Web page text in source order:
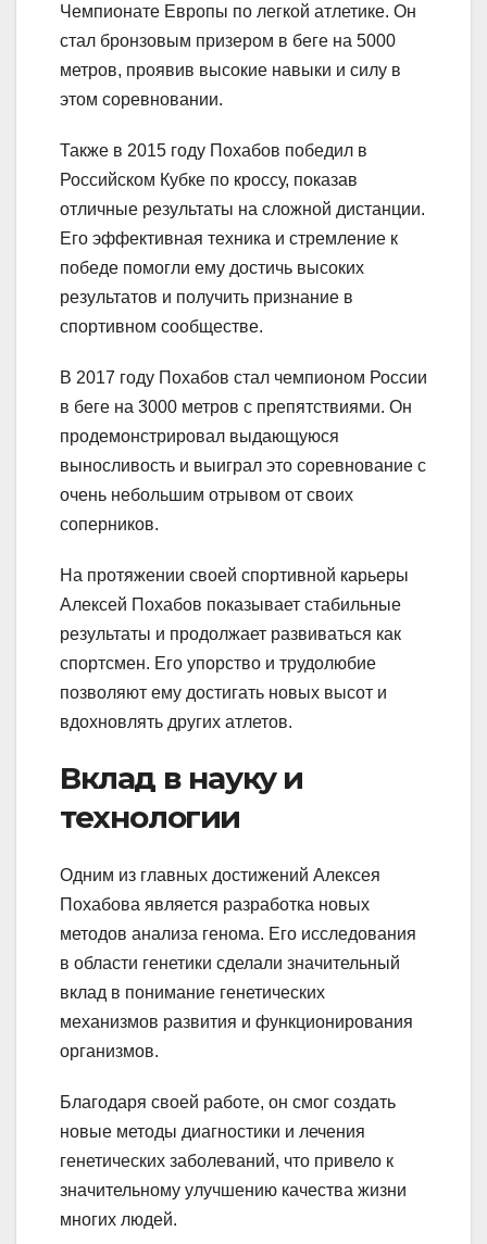
Чемпионате Европы по легкой атлетике. Он
стал бронзовым призером в беге на 5000
метров, проявив высокие навыки и силу в
этом соревновании.
Также в 2015 году Похабов победил в
Российском Кубке по кроссу, показав
отличные результаты на сложной дистанции.
Его эффективная техника и стремление к
победе помогли ему достичь высоких
результатов и получить признание в
спортивном сообществе.
В 2017 году Похабов стал чемпионом России
в беге на 3000 метров с препятствиями. Он
продемонстрировал выдающуюся
выносливость и выиграл это соревнование с
очень небольшим отрывом от своих
соперников.
На протяжении своей спортивной карьеры
Алексей Похабов показывает стабильные
результаты и продолжает развиваться как
спортсмен. Его упорство и трудолюбие
позволяют ему достигать новых высот и
вдохновлять других атлетов.
Вклад в науку и
технологии
Одним из главных достижений Алексея
Похабова является разработка новых
методов анализа генома. Его исследования
в области генетики сделали значительный
вклад в понимание генетических
механизмов развития и функционирования
организмов.
Благодаря своей работе, он смог создать
новые методы диагностики и лечения
генетических заболеваний, что привело к
значительному улучшению качества жизни
многих людей.